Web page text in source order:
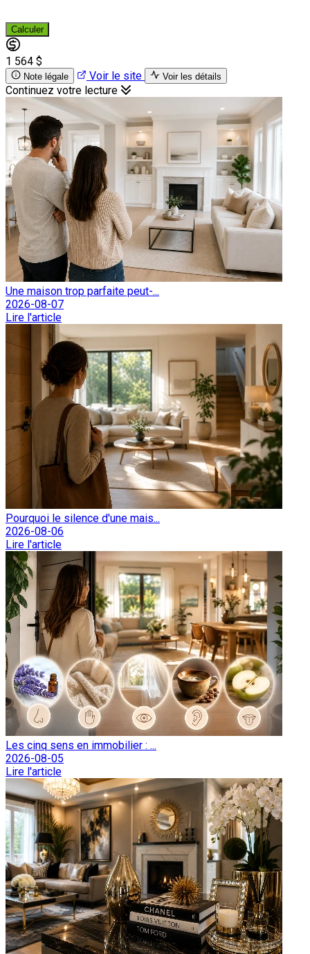
Calculer
1 564 $
Note légale Voir le site Voir les détails
Continuez votre lecture
Une maison trop parfaite peut-...
2026-08-07
Lire l'article
Pourquoi le silence d'une mais...
2026-08-06
Lire l'article
Les cinq sens en immobilier : ...
2026-08-05
Lire l'article